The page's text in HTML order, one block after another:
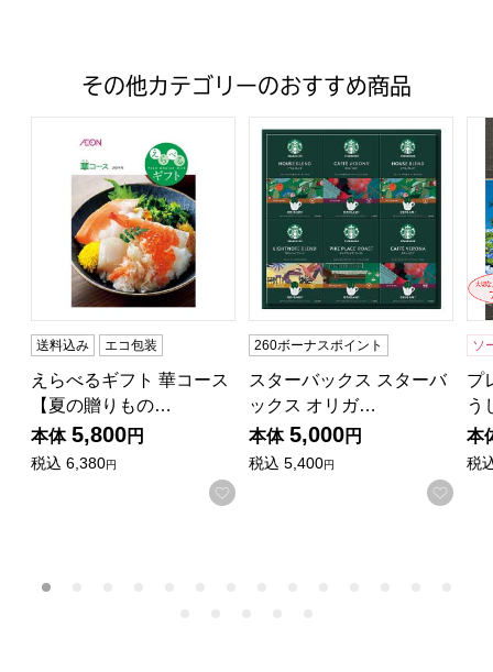
その他カテゴリーのおすすめ商品
えらべるギフト 華コース【夏の贈りもの・お中元】
送料込み エコ包装
えらべるギフト 華コース
【夏の贈りもの…
本体 5,800円
税込 6,380円
お気に入りに登録する
スターバックス スターバッ
260ボーナスポイント
スターバックス スターバ
ックス オリガ…
本体 5,000円
税込 5,400円
お気
ソ
プ
う
本
税